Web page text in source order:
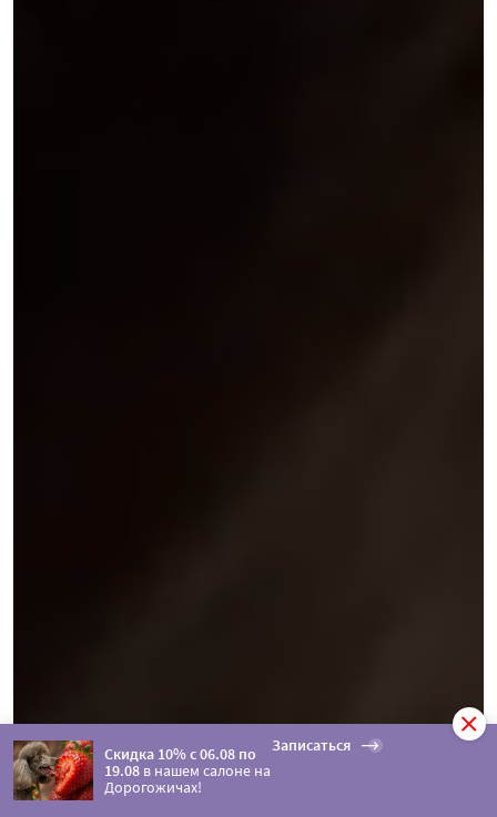
Скидка 10% с 06.08 по
19.08 в нашем салоне на
Дорогожичах!
Записаться